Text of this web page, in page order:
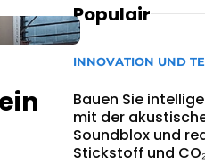
Populair
INNOVATION UND
Bauen Sie
mit der
Soundblox und
Stickstoff und